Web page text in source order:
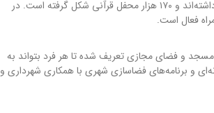
فرهنگی قرار می‌گیرد. طی دو سال گذشته، بیش از ۱۱ میلیون نفر در کشور در این پویش مشارکت داشته‌اند و ۱۷۰ هزار محفل قرآنی شکل گرفته است. در
مسجد و فضای مجازی تعریف شده تا هر فرد بتواند به
هزاران محتوای رسانه‌ای و برنامه‌های فضاسازی شهری با همکاری شهرداری و